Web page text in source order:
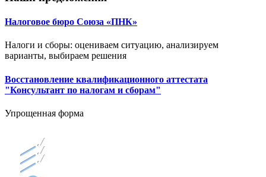
Налоговое бюро Союза «ПНК»
Налоги и сборы: оцениваем ситуацию, анализируем
варианты, выбираем решения
Восстановление квалификационного аттестата
"Консультант по налогам и сборам"
Упрощенная форма